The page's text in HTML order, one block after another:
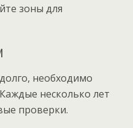
зоны для
необходимо
несколько лет
проверки.